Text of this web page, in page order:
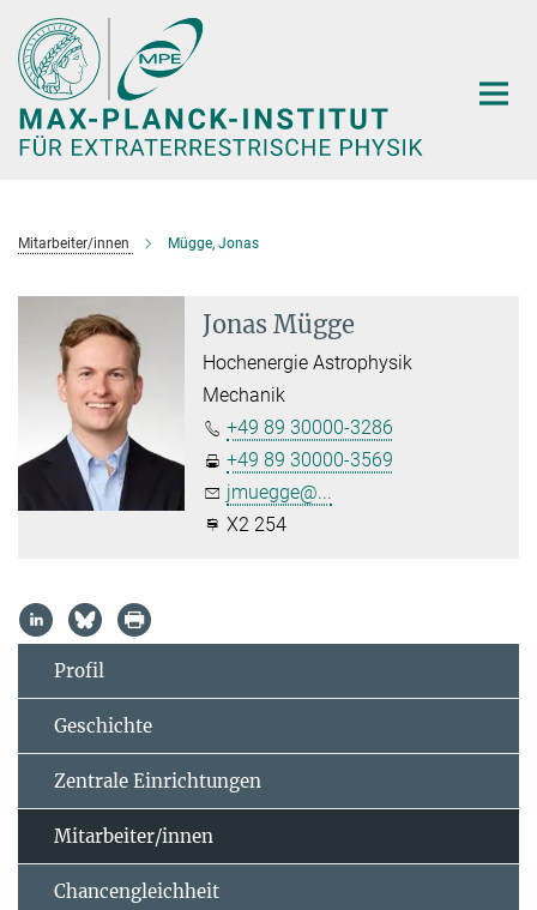
Hauptinhalt
Mitarbeiter/innen Mügge, Jonas
Jonas Mügge
Hochenergie Astrophysik
Mechanik
+49 89 30000-3286
+49 89 30000-3569
jmuegge@...
X2 254
Profil
Geschichte
Zentrale Einrichtungen
Mitarbeiter/innen
Chancengleichheit